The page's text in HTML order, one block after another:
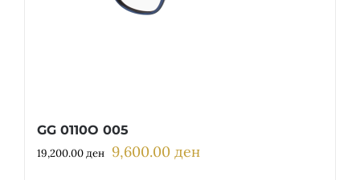
GG 0110O 005
19,200.00ден Original
9,600.00 денCurrent